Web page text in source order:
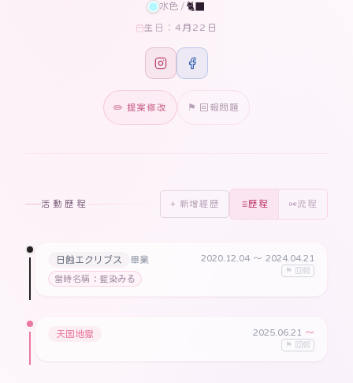
水色 / 🐈‍⬛
生日： 4月22日
✏️ 提案修改 ⚑ 回報問題
活動歷程 + 新增經歷 歷程 流程
日蝕エクリプス
畢業
當時名稱：藍染みる
2020.12.04 〜 2024.04.21
⚑ 回報
天国地獄 2025.06.21 〜
⚑ 回報